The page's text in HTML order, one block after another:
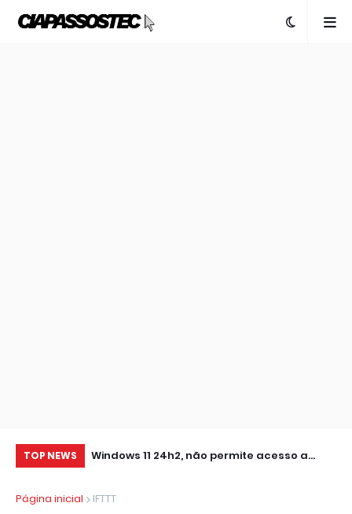
TOP NEWS
IMPRESSORA
Windows 11 24h2, não permite acesso a
outros
Página inicial
IFTTT